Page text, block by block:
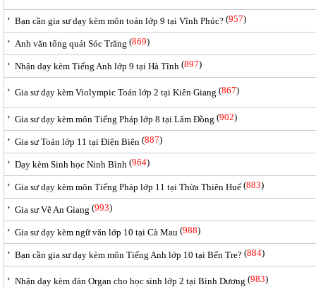
Bạn cần gia sư dạy kèm môn toán lớp 9 tại Vĩnh Phúc? (957)
Anh văn tổng quát Sóc Trăng (869)
Nhận dạy kèm Tiếng Anh lớp 9 tại Hà Tĩnh (897)
Gia sư dạy kèm Violympic Toán lớp 2 tại Kiên Giang (867)
Gia sư dạy kèm môn Tiếng Pháp lớp 8 tại Lâm Đồng (902)
Gia sư Toán lớp 11 tại Điện Biên (887)
Dạy kèm Sinh học Ninh Bình (964)
Gia sư dạy kèm môn Tiếng Pháp lớp 11 tại Thừa Thiên Huế (883)
Gia sư Vẽ An Giang (993)
Gia sư dạy kèm ngữ văn lớp 10 tại Cà Mau (988)
Bạn cần gia sư dạy kèm môn Tiếng Anh lớp 10 tại Bến Tre? (884)
Nhận dạy kèm đàn Organ cho học sinh lớp 2 tại Bình Dương (983)